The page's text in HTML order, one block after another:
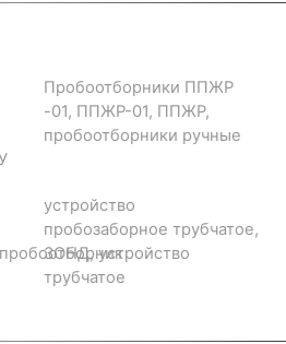
Пробоотборники ППЖР
-01, ППЖР-01, ППЖР,
пробоотборники ручные
устройство
пробозаборное трубчатое,
ЗОНД, устройство
трубчатое